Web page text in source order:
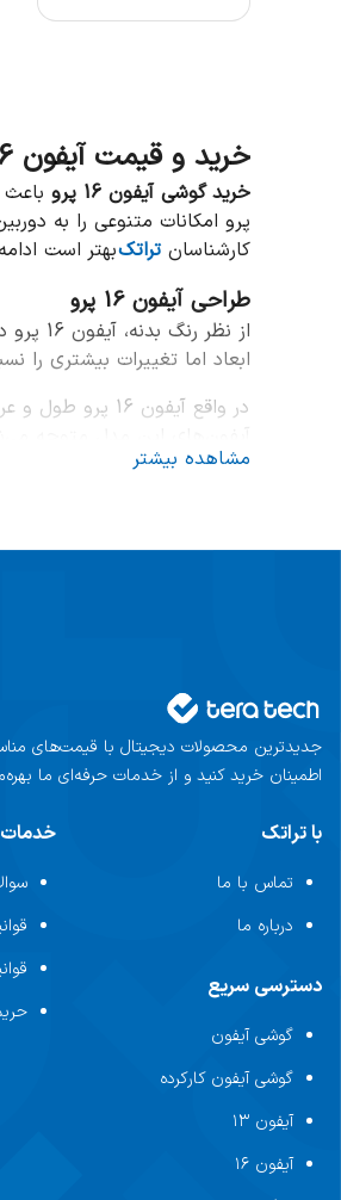
خرید و قیمت آیفون 16 پرو
خرید گوشی آیفون 16 پرو
پرو امکانات متنوعی را به
کارشناسان تراتکبهتر است
طراحی آیفون 16 پرو
ابعاد اما تغییرات بیشتری
رنگ بدنه
پهنا
ضخامت
نمایشگر آیفون 16 پرو
مشاهده بیشتر
جدیدترین محصولات دیجیتال با قیمت‌های
اطمینان خرید کنید و از خدمات حرفه‌ای ما
با تراتک
تماس با ما
درباره ما
دسترسی سریع
گوشی آیفون
گوشی آیفون کارکرده
آیفون ۱۳
آیفون ۱۶